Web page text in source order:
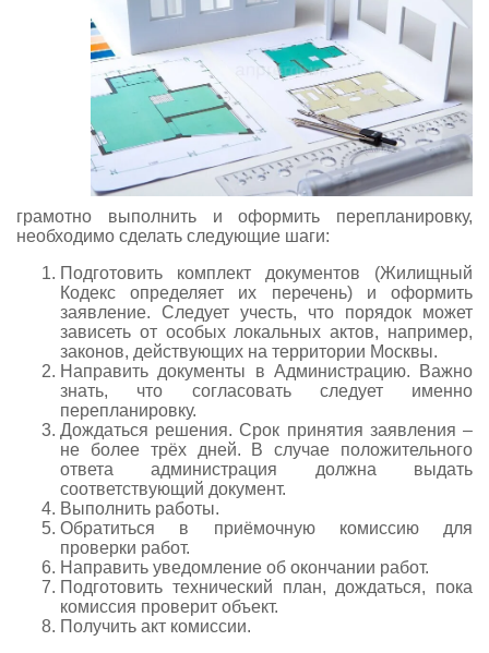
грамотно выполнить и оформить перепланировку,
необходимо сделать следующие шаги:
Подготовить комплект документов (Жилищный
Кодекс определяет их перечень) и оформить
заявление. Следует учесть, что порядок может
зависеть от особых локальных актов, например,
законов, действующих на территории Москвы.
Направить документы в Администрацию. Важно
знать, что согласовать следует именно
перепланировку.
Дождаться решения. Срок принятия заявления –
не более трёх дней. В случае положительного
ответа администрация должна выдать
соответствующий документ.
Выполнить работы.
Обратиться в приёмочную комиссию для
проверки работ.
Направить уведомление об окончании работ.
Подготовить технический план, дождаться, пока
комиссия проверит объект.
Получить акт комиссии.